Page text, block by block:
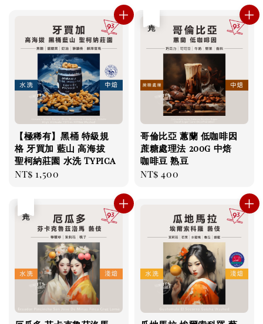
【極稀有】黑桶 特級規
格 牙買加 藍山 高海拔
聖柯納莊園 水洗 Typica
Regular
NT$ 1,500
哥倫比亞 蕙蘭 低咖啡因
蔗糖處理法 200g 中焙
咖啡豆 熟豆
Regular
NT$ 400